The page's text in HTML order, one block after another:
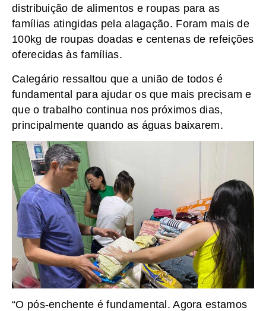
distribuição de alimentos e roupas para as
famílias atingidas pela alagação. Foram mais de
100kg de roupas doadas e centenas de refeições
oferecidas às famílias.
Calegário ressaltou que a união de todos é
fundamental para ajudar os que mais precisam e
que o trabalho continua nos próximos dias,
principalmente quando as águas baixarem.
“O pós-enchente é fundamental. Agora estamos